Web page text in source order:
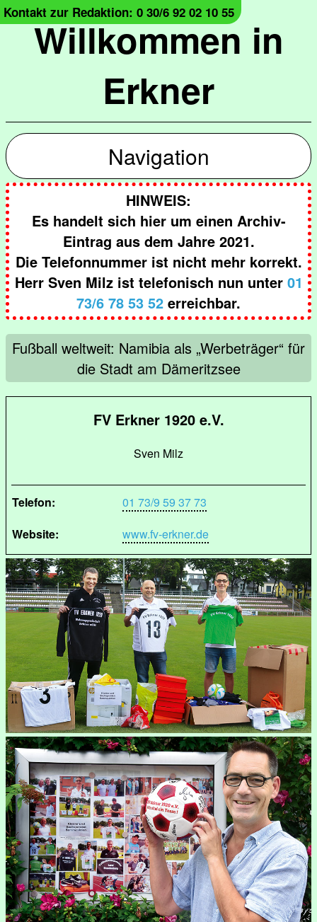
Willkommen in
Erkner
Kontakt zur Redaktion: 0 30/6 92 02 10 55
Navigation
HINWEIS:
Es handelt sich hier um einen Archiv-
Eintrag aus dem Jahre 2021.
Die Telefonnummer ist nicht mehr korrekt.
Herr Sven Milz ist telefonisch nun unter 01
73/6 78 53 52 erreichbar.
Fußball weltweit: Namibia als „Werbeträger“ für
die Stadt am Dämeritzsee
FV Erkner 1920 e.V.
Sven Milz
Telefon:
01 73/9 59 37 73
Website:
www.fv-erkner.de